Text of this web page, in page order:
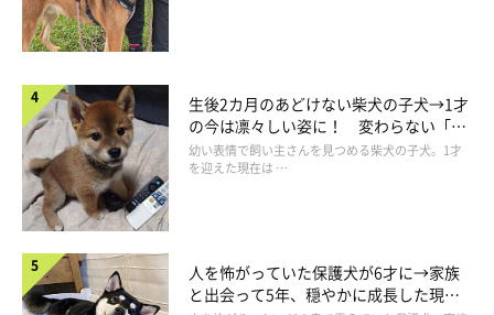
パパさんはポケットの中をチェック
ポケットに鼻を入れられるパパさんも、安全面で対策しないわけ
にはいきません。「誤食しそうなものがポケットに入っていない
か、確認するようにしています。家族からは、『最初から誤食し
て困るものを入れないで』と言われています」
注意しながら受け入れているそうです。
生後2カ月のあどけない柴犬の子犬→1才
の今は凛々しい姿に！ 変わらない「く
りくりおめめ」にもほっこり
幼い表情で飼い主さんを見つめる柴犬の子犬。1才
を迎えた現在は …
人を怖がっていた保護犬が6才に→家族
と出会って5年、穏やかに成長した現在